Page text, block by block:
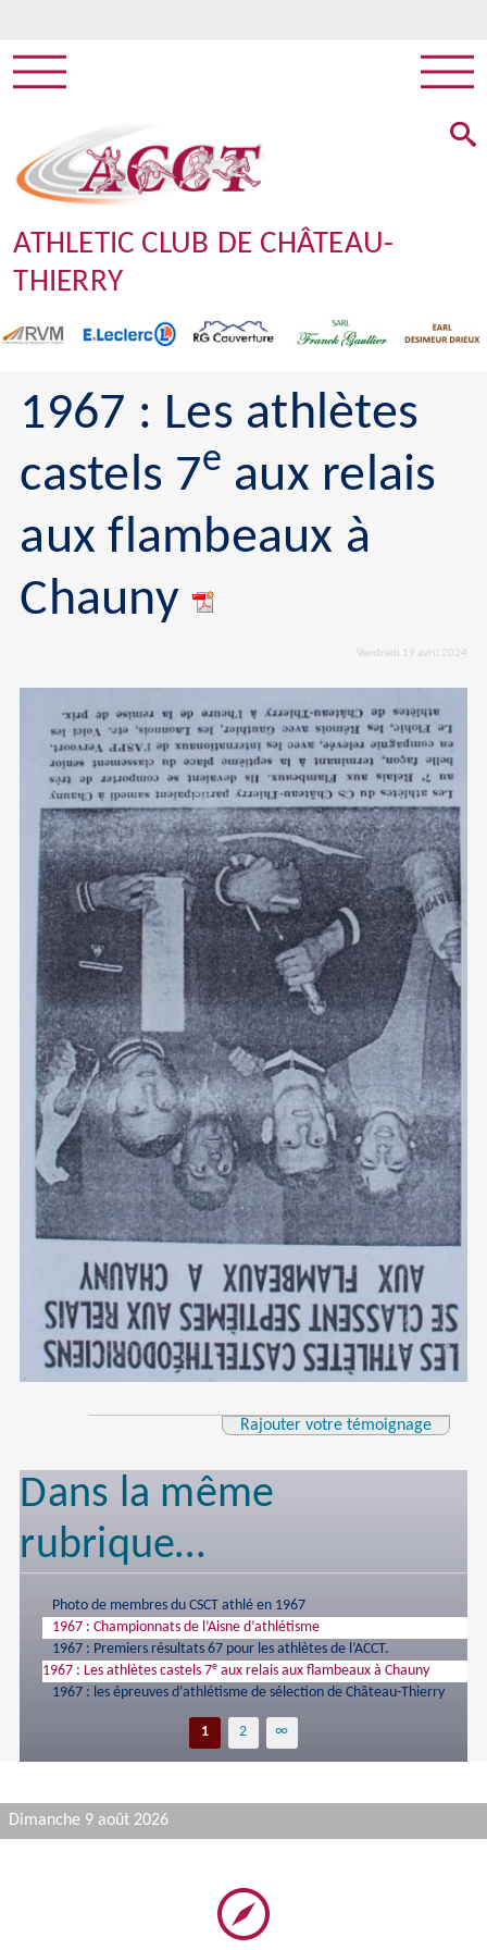
ATHLETIC CLUB DE CHÂTEAU-
THIERRY
1967 : Les athlètes
castels 7e aux relais
aux flambeaux à
Chauny
Vendredi 19 avril 2024
Rajouter votre témoignage
Dans la même
rubrique…
Photo de membres du CSCT athlé en 1967
1967 : Championnats de l’Aisne d’athlétisme
1967 : Premiers résultats 67 pour les athlètes de l’ACCT.
1967 : Les athlètes castels 7eaux relais aux flambeaux à Chauny
1967 : les épreuves d’athlétisme de sélection de Château-Thierry
1 2 ∞
Dimanche 9 août 2026